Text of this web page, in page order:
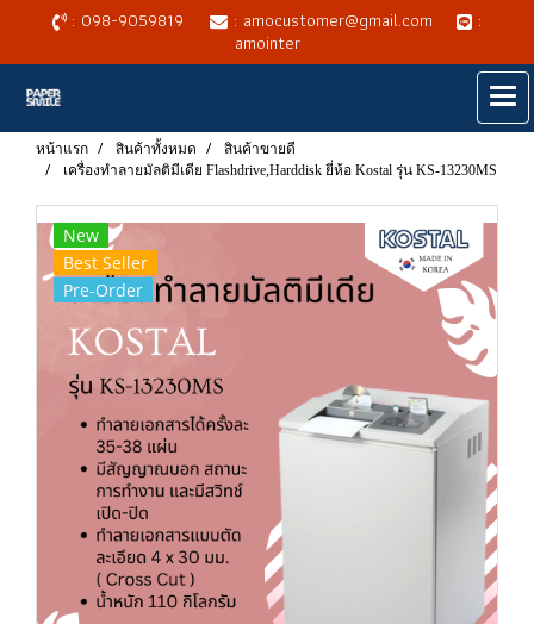
: 098-9059819 : amocustomer@gmail.com :
amointer
หน้าแรก สินค้าทั้งหมด
สินค้าขายดี
เครื่องทำลายมัลติมีเดีย Flashdrive,Harddisk ยี่ห้อ Kostal รุ่น KS-13230MS
New
Best Seller
Pre-Order